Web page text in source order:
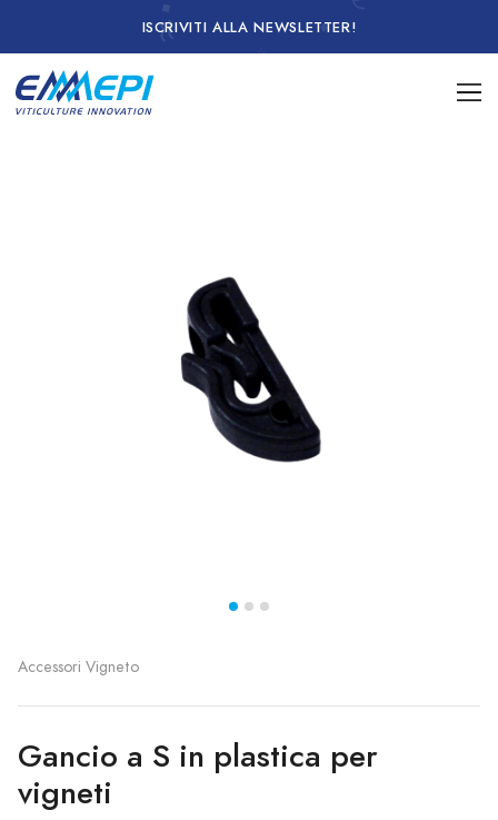
ISCRIVITI ALLA NEWSLETTER!
Accessori Vigneto
Gancio a S in plastica per
vigneti